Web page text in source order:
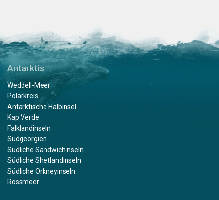
Antarktis
Weddell-Meer
Polarkreis
Antarktische Halbinsel
Kap Verde
Falklandinseln
Südgeorgien
Südliche Sandwichinseln
Südliche Shetlandinseln
Südliche Orkneyinseln
Rossmeer